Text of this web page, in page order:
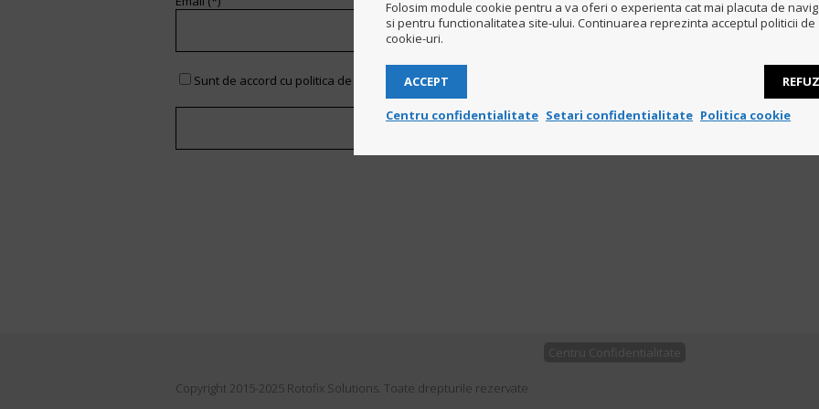
Sunt de accord cu politica de confidentialitate si ca datele mele vor fi stocate pentru aceasta solicitare GDPR.
Centru Confidentialitate
Copyright 2015-2025 Rotofix Solutions. Toate drepturile rezervate
Folosim module cookie pentru a va oferi o experienta cat mai placuta de
si pentru functionalitatea site-ului. Continuarea reprezinta acceptul politicii de
cookie-uri.
ACCEPT REFUZ
Centru confidentialitate Setari confidentialitate Politica cookie